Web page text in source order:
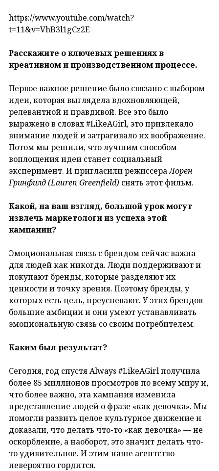
https://www.youtube.com/watch?
t=11&v=VhB3l1gCz2E
Расскажите о ключевых решениях в
креативном и производственном процессе.
Первое важное решение было связано с выбором
идеи, которая выглядела вдохновляющей,
релевантной и правдивой. Все это было
выражено в словах #LikeAGirl, это привлекало
внимание людей и затрагивало их воображение.
Потом мы решили, что лучшим способом
воплощения идеи станет социальный
эксперимент. И пригласили режиссераЛорен
Гринфилд (Lauren Greenfield) снять этот фильм.
Какой, на ваш взгляд, большой урок могут
извлечь маркетологи из успеха этой
кампании?
Эмоциональная связь с брендом сейчас важна
для людей как никогда. Люди поддерживают и
покупают бренды, которые разделяют их
ценности и точку зрения. Поэтому бренды, у
которых есть цель, преуспевают. У этих брендов
большие амбиции и они умеют устанавливать
эмоциональную связь со своим потребителем.
Каким был результат?
Сегодня, год спустя Always #LikeAGirl получила
более 85 миллионов просмотров по всему миру и,
что более важно, эта кампания изменила
представление людей о фразе «как девочка». Мы
помогли развить целое культурное движение и
доказали, что делать что-то «как девочка» — не
оскорбление, а наоборот, это значит делать что-
то удивительное. И этим наше агентство
невероятно гордится.